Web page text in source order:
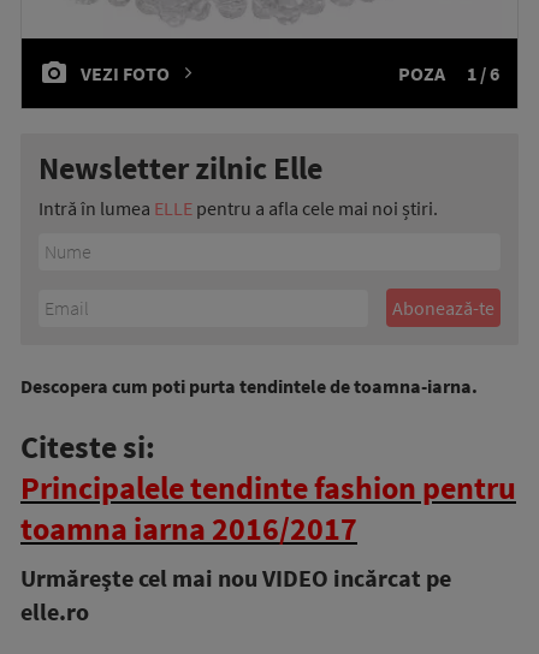
VEZI FOTO POZA 1 / 6
Newsletter zilnic Elle
Intră în lumea ELLE pentru a afla cele mai noi știri.
Descopera cum poti purta tendintele de toamna-iarna.
Citeste si:
Principalele tendinte fashion pentru
toamna iarna 2016/2017
Urmăreşte cel mai nou VIDEO incărcat pe
elle.ro